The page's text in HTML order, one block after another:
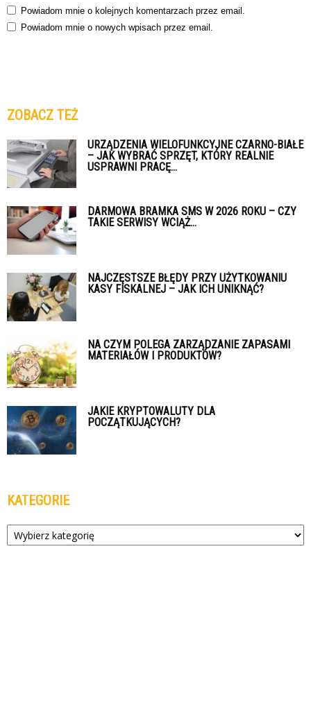
Powiadom mnie o kolejnych komentarzach przez email.
Powiadom mnie o nowych wpisach przez email.
ZOBACZ TEŻ
URZĄDZENIA WIELOFUNKCYJNE CZARNO-BIAŁE
– JAK WYBRAĆ SPRZĘT, KTÓRY REALNIE
USPRAWNI PRACĘ...
DARMOWA BRAMKA SMS W 2026 ROKU – CZY
TAKIE SERWISY WCIĄŻ...
NAJCZĘSTSZE BŁĘDY PRZY UŻYTKOWANIU
KASY FISKALNEJ – JAK ICH UNIKNĄĆ?
NA CZYM POLEGA ZARZĄDZANIE ZAPASAMI
MATERIAŁÓW I PRODUKTÓW?
JAKIE KRYPTOWALUTY DLA
POCZĄTKUJĄCYCH?
KATEGORIE
Kategorie